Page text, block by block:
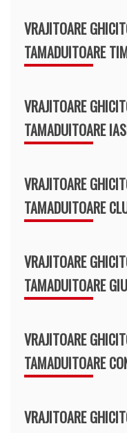
VRAJITOARE
TAMADUITOARE
VRAJITOARE
TAMADUITOARE
VRAJITOARE
TAMADUITOARE
VRAJITOARE
TAMADUITOARE
VRAJITOARE
TAMADUITOARE
VRAJITOARE